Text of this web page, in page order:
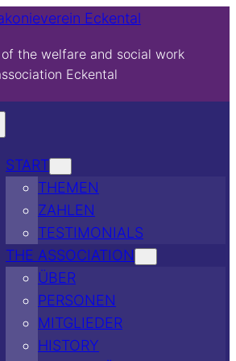
the welfare and social work
Eckental
START
THEMEN
ZAHLEN
TESTIMONIALS
THE ASSOCIATION
ÜBER
PERSONEN
MITGLIEDER
HISTORY